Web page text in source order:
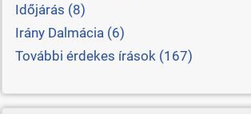
Időjárás (8)
Irány Dalmácia (6)
További érdekes írások (167)